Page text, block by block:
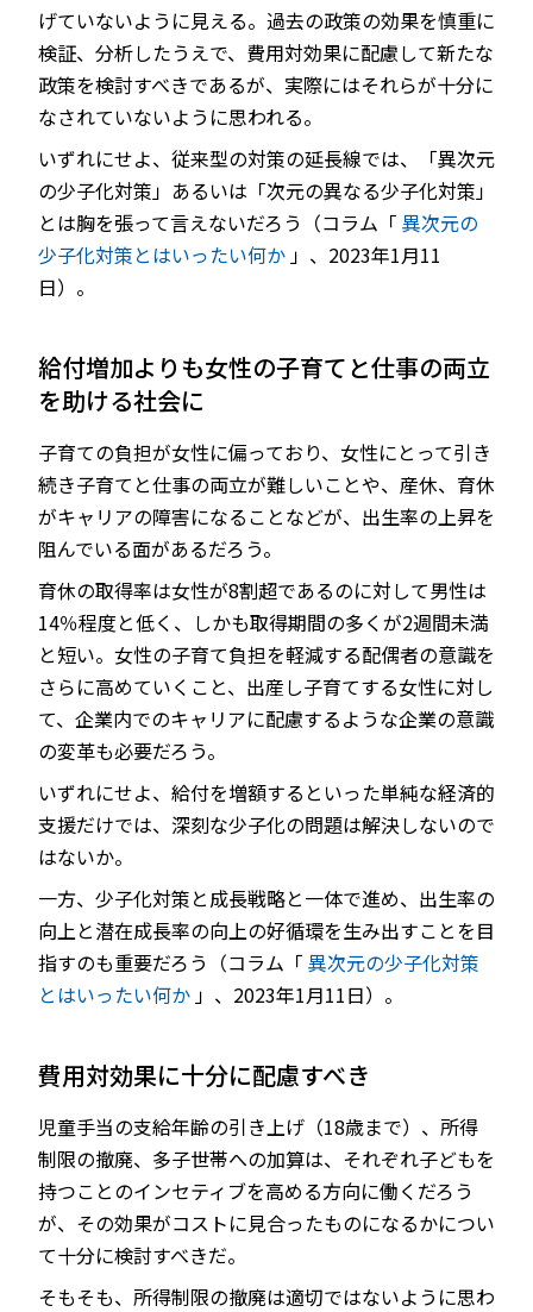
げていないように見える。過去の政策の効果を慎重に
検証、分析したうえで、費用対効果に配慮して新たな
政策を検討すべきであるが、実際にはそれらが十分に
なされていないように思われる。
いずれにせよ、従来型の対策の延長線では、「異次元
の少子化対策」あるいは「次元の異なる少子化対策」
とは胸を張って言えないだろう（コラム「 異次元の
少子化対策とはいったい何か」、2023年1月11
日）。
給付増加よりも女性の子育てと仕事の両立
を助ける社会に
子育ての負担が女性に偏っており、女性にとって引き
続き子育てと仕事の両立が難しいことや、産休、育休
がキャリアの障害になることなどが、出生率の上昇を
阻んでいる面があるだろう。
育休の取得率は女性が8割超であるのに対して男性は
14％程度と低く、しかも取得期間の多くが2週間未満
と短い。女性の子育て負担を軽減する配偶者の意識を
さらに高めていくこと、出産し子育てする女性に対し
て、企業内でのキャリアに配慮するような企業の意識
の変革も必要だろう。
いずれにせよ、給付を増額するといった単純な経済的
支援だけでは、深刻な少子化の問題は解決しないので
はないか。
一方、少子化対策と成長戦略と一体で進め、出生率の
向上と潜在成長率の向上の好循環を生み出すことを目
指すのも重要だろう（コラム「 異次元の少子化対策
とはいったい何か」、2023年1月11日）。
費用対効果に十分に配慮すべき
児童手当の支給年齢の引き上げ（18歳まで）、所得
制限の撤廃、多子世帯への加算は、それぞれ子どもを
持つことのインセティブを高める方向に働くだろう
が、その効果がコストに見合ったものになるかについ
て十分に検討すべきだ。
そもそも、所得制限の撤廃は適切ではないように思わ